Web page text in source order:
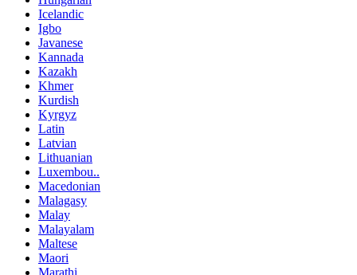
Icelandic
Igbo
Javanese
Kannada
Kazakh
Khmer
Kurdish
Kyrgyz
Latin
Latvian
Lithuanian
Luxembou..
Macedonian
Malagasy
Malay
Malayalam
Maltese
Maori
Marathi